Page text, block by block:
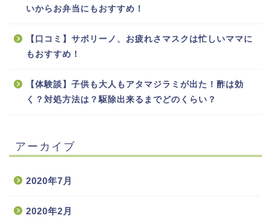
いからお弁当にもおすすめ！
【口コミ】サボリーノ、お疲れさマスクは忙しいママに
もおすすめ！
【体験談】子供も大人もアタマジラミが出た！酢は効
く？対処方法は？駆除出来るまでどのくらい？
アーカイブ
2020年7月
2020年2月